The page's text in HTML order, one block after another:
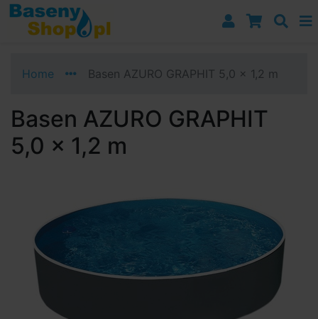
Przejdź do nawigacji
Przejdź do treści
Przejdź do paska bocznego
Home Basen AZURO GRAPHIT 5,0 x 1,2 m
Basen AZURO GRAPHIT
5,0 x 1,2 m